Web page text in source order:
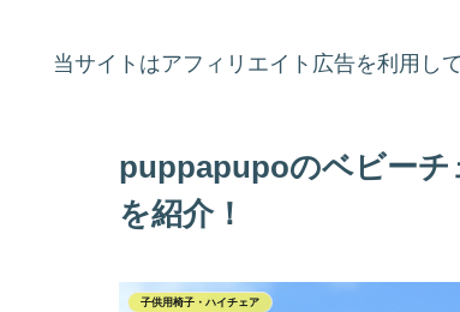
当サイトはアフィリエイト広告を利用して
puppapupoのベビーチ
を紹介！
子供用椅子・ハイチェア